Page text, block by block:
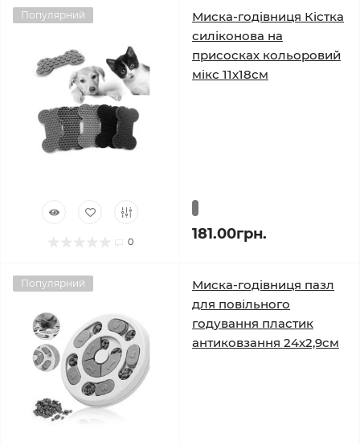
Популярний
0
Миска-годівниця Кістка
силіконова на
присосках кольоровий
мікс 11х18см
181.00грн.
Популярний
Миска-годівниця пазл
для повільного
годування пластик
антиковзання 24х2,9см